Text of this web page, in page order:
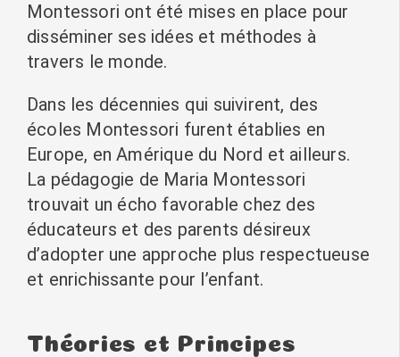
Montessori ont été mises en place pour
disséminer ses idées et méthodes à
travers le monde.
Dans les décennies qui suivirent, des
écoles Montessori furent établies en
Europe, en Amérique du Nord et ailleurs.
La pédagogie de Maria Montessori
trouvait un écho favorable chez des
éducateurs et des parents désireux
d’adopter une approche plus respectueuse
et enrichissante pour l’enfant.
Théories et Principes